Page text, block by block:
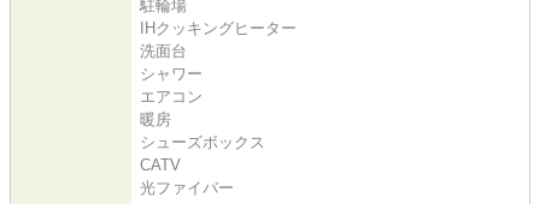
駐輪場
IHクッキングヒーター
洗面台
シャワー
エアコン
暖房
シューズボックス
CATV
光ファイバー